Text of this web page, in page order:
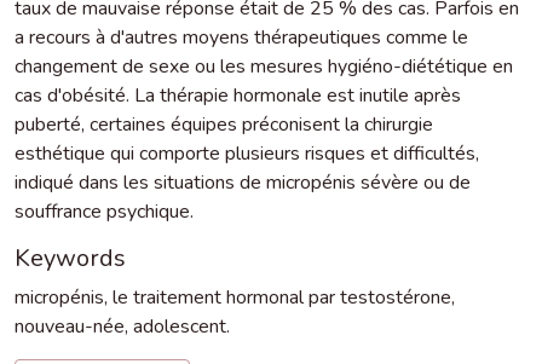
taux de mauvaise réponse était de 25 % des cas. Parfois en
a recours à d'autres moyens thérapeutiques comme le
changement de sexe ou les mesures hygiéno-diététique en
cas d'obésité. La thérapie hormonale est inutile après
puberté, certaines équipes préconisent la chirurgie
esthétique qui comporte plusieurs risques et difficultés,
indiqué dans les situations de micropénis sévère ou de
souffrance psychique.
Keywords
micropénis, le traitement hormonal par testostérone,
nouveau-née, adolescent.